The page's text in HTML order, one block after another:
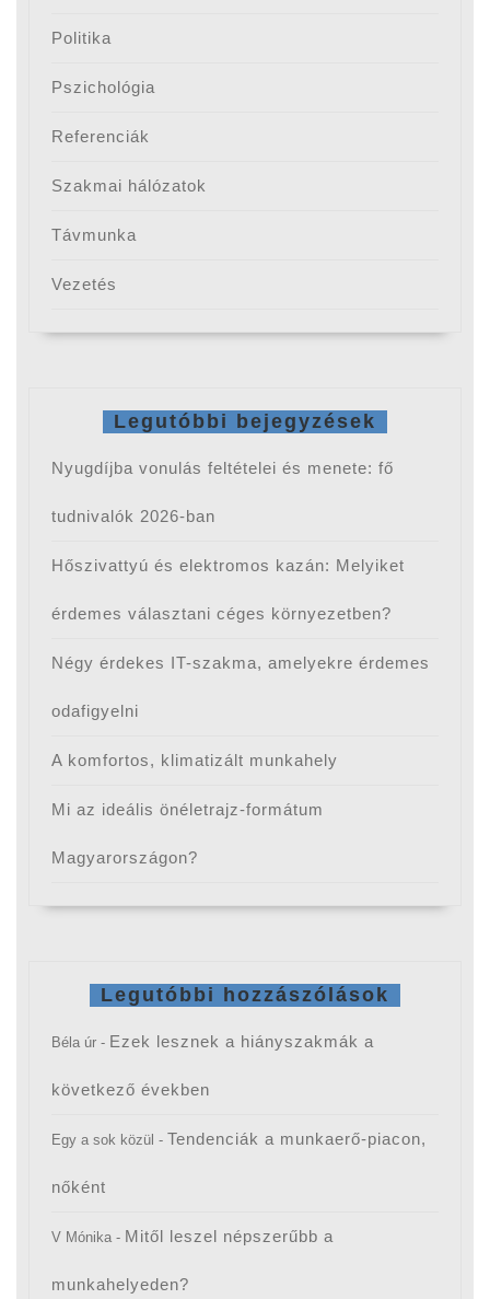
Politika
Pszichológia
Referenciák
Szakmai hálózatok
Távmunka
Vezetés
Legutóbbi bejegyzések
Nyugdíjba vonulás feltételei és menete: fő
tudnivalók 2026-ban
Hőszivattyú és elektromos kazán: Melyiket
érdemes választani céges környezetben?
Négy érdekes IT-szakma, amelyekre érdemes
odafigyelni
A komfortos, klimatizált munkahely
Mi az ideális önéletrajz-formátum
Magyarországon?
Legutóbbi hozzászólások
Béla úr - Ezek lesznek a hiányszakmák a
következő években
Egy a sok közül - Tendenciák a munkaerő-piacon,
nőként
V Mónika - Mitől leszel népszerűbb a
munkahelyeden?